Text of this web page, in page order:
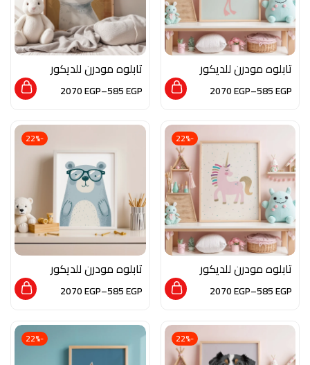
تابلوه مودرن للديكور
من الخشب الطبيعي و
الزجاج بلمسه من الفن
585EGP
–
2070EGP
تابلوه مودرن للديكور
من الخشب الطبيعي و
الزجاج بلمسه من الفن
585EGP
–
2070EGP
-22%
تابلوه مودرن للديكور
من الخشب الطبيعي و
الزجاج بلمسه من الفن
585EGP
–
2070EGP
-22%
تابلوه مودرن للديكور
من الخشب الطبيعي و
الزجاج بلمسه من الفن
585EGP
–
2070EGP
-22%
-22%